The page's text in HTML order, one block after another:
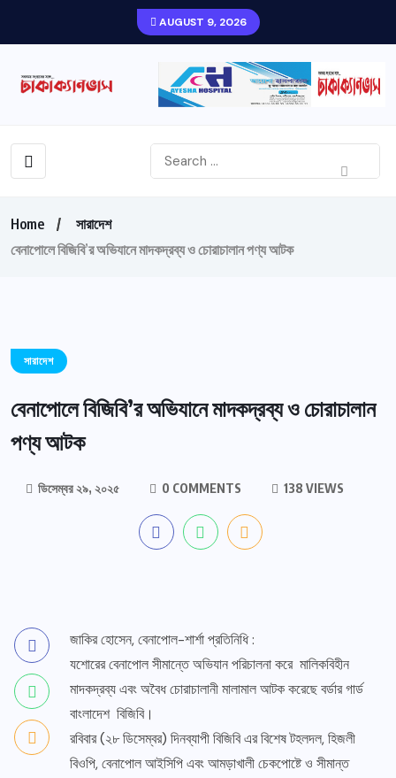
AUGUST 9, 2026
Home
সারাদেশ
বেনাপোলে বিজিবি’র অভিযানে মাদকদ্রব্য ও চোরাচালান পণ্য আটক
সারাদেশ
বেনাপোলে বিজিবি’র অভিযানে মাদকদ্রব্য ও চোরাচালান
পণ্য আটক
ডিসেম্বর ২৯, ২০২৫ 0 COMMENTS 138 VIEWS
জাকির হোসেন, বেনাপোল-শার্শা প্রতিনিধি :
যশোরের বেনাপোল সীমান্তে অভিযান পরিচালনা করে মালিকবিহীন
মাদকদ্রব্য এবং অবৈধ চোরাচালানী মালামাল আটক করেছে বর্ডার গার্ড
বাংলাদেশ বিজিবি।
রবিবার (২৮ ডিসেম্বর) দিনব্যাপী বিজিবি এর বিশেষ টহলদল, হিজলী
বিওপি, বেনাপোল আইসিপি এবং আমড়াখালী চেকপোষ্টে ও সীমান্ত